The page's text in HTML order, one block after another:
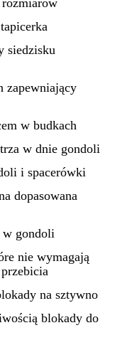
siedzisku
zapewniający
w budkach
w dnie gondoli
i spacerówki
dopasowana
w gondoli
nie wymagają
na sztywno
blokady do